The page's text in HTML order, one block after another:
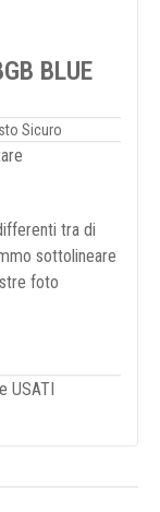
BLUE
Sicuro
tra di
sottolineare
foto
USATI